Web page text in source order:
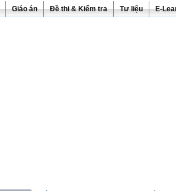
Giáo án Đề thi & Kiểm tra Tư liệu E-